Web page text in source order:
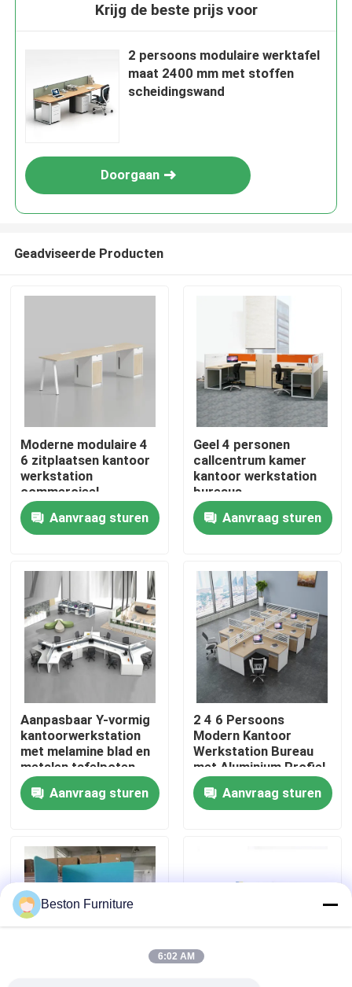
Thuis
Producten
Over ons
Kwaliteitscontrole
Neem contact met ons op
Gevallen
Blog
Krijg de beste prijs voor
2 persoons modulaire werktafel
maat 2400 mm met stoffen
scheidingswand
Doorgaan
Geadviseerde Producten
Moderne modulaire 4
6 zitplaatsen kantoor
werkstation
commercieel
personeel kantoor
bureau met privacy
scherm
Aanvraag sturen
Geel 4 personen
callcentrum kamer
kantoor werkstation
bureaus
Aanvraag sturen
Aanpasbaar Y-vormig
kantoorwerkstation
met melamine blad en
metalen tafelpoten
Aanvraag sturen
2 4 6 Persoons
Modern Kantoor
Werkstation Bureau
met Aluminium Profiel
Stof Materiaal en
30mm Dik Paneel
Aanvraag sturen
Beston Furniture
6:02 AM